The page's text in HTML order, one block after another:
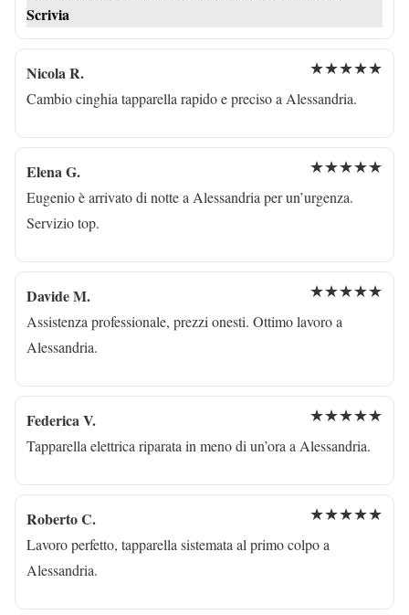
Scrivia
Nicola R. ★★★★★
Cambio cinghia tapparella rapido e preciso a Alessandria.
Elena G. ★★★★★
Eugenio è arrivato di notte a Alessandria per un’urgenza.
Servizio top.
Davide M. ★★★★★
Assistenza professionale, prezzi onesti. Ottimo lavoro a
Alessandria.
Federica V. ★★★★★
Tapparella elettrica riparata in meno di un’ora a Alessandria.
Roberto C. ★★★★★
Lavoro perfetto, tapparella sistemata al primo colpo a
Alessandria.